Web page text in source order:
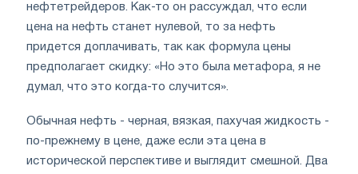
нефтетрейдеров. Как-то он рассуждал, что если
цена на нефть станет нулевой, то за нефть
придется доплачивать, так как формула цены
предполагает скидку: «Но это была метафора, я не
думал, что это когда-то случится».
Обычная нефть - черная, вязкая, пахучая жидкость -
по-прежнему в цене, даже если эта цена в
исторической перспективе и выглядит смешной. Два